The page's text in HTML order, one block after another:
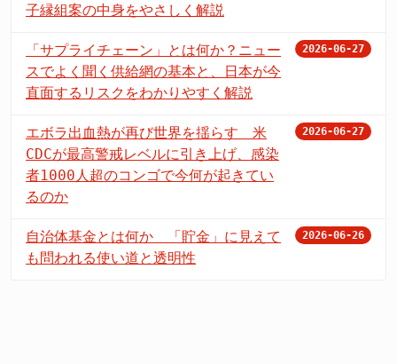
子縁組案の中身をやさしく解説
「サプライチェーン」とは何か？ニュー
スでよく聞く供給網の基本と、日本が今
直面するリスクをわかりやすく解説
2026-06-27
エボラ出血熱が再び世界を揺らす 米
CDCが最高警戒レベルに引き上げ、感染
者1000人超のコンゴで今何が起きてい
るのか
2026-06-27
自治体基金とは何か 「貯金」に見えて
も問われる使い道と透明性
2026-06-26